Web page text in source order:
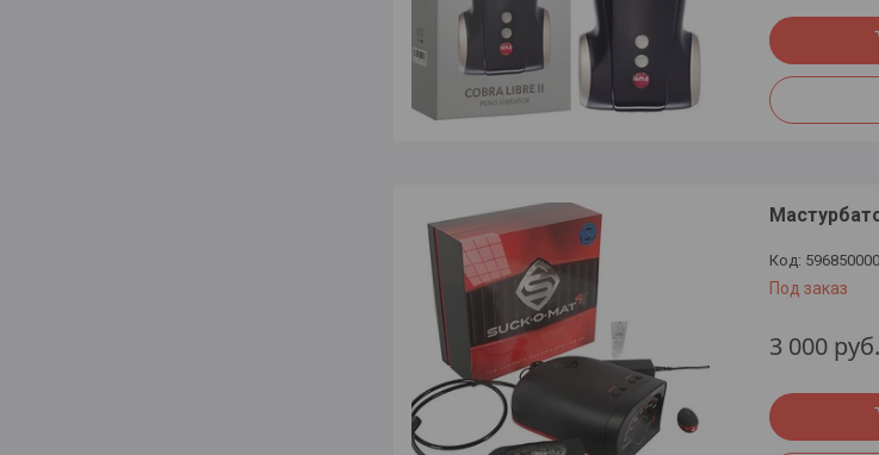
Под заказ
3 000 руб.